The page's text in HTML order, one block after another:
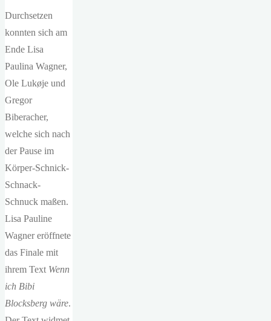
Durchsetzen
konnten sich am
Ende Lisa
Paulina Wagner,
Ole Lukøje und
Gregor
Biberacher,
welche sich nach
der Pause im
Körper-Schnick-
Schnack-
Schnuck maßen.
Lisa Pauline
Wagner eröffnete
das Finale mit
ihrem Text Wenn
ich Bibi
Blocksberg wäre.